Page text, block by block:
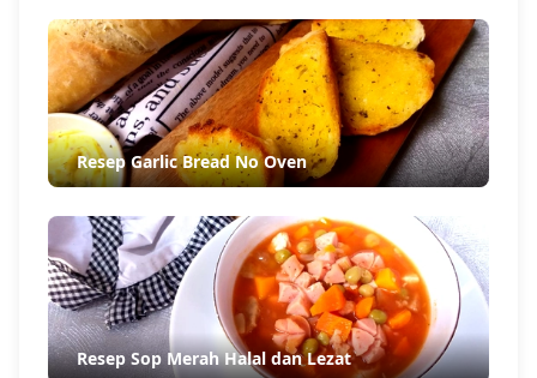
Resep Garlic Bread No Oven
Resep Sop Merah Halal dan Lezat